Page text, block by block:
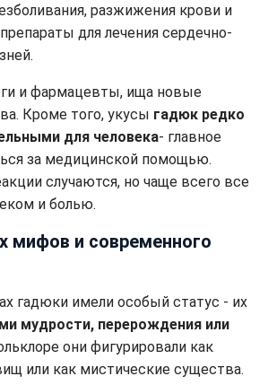
разжижения крови и
для лечения сердечно-
и фармацевты, ища новые
Кроме того, укусы гадюк редко
для человека- главное
за медицинской помощью.
случаются, но чаще всего все
и болью.
мифов и современного
гадюки имели особый статус - их
мудрости, перерождения или
они фигурировали как
или как мистические существа.